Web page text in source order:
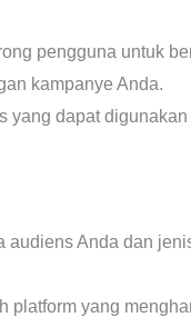
pengguna untuk
kampanye Anda.
yang dapat
audiens Anda dan
platform yang